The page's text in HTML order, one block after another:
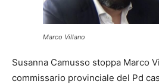
Marco Villano
Susanna Camusso stoppa Marco
commissario provinciale del Pd